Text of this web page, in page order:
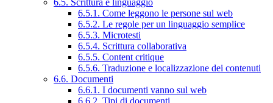
6.5. Scrittura e linguaggio
6.5.1. Come leggono le persone sul web
6.5.2. Le regole per un linguaggio semplice
6.5.3. Microtesti
6.5.4. Scrittura collaborativa
6.5.5. Content critique
6.5.6. Traduzione e localizzazione dei contenuti
6.6. Documenti
6.6.1. I documenti vanno sul web
6.6.2. Tipi di documenti